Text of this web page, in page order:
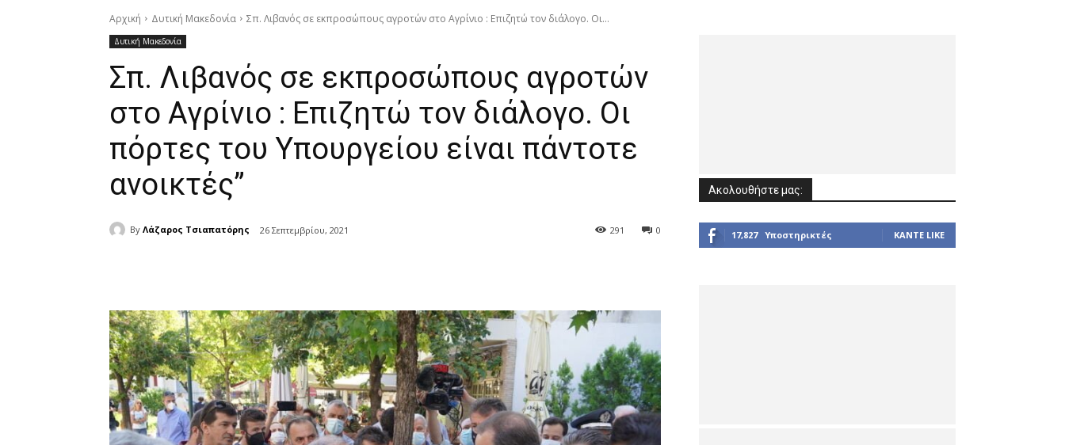
Αρχική Δυτική Μακεδονία Σπ. Λιβανός σε εκπροσώπους αγροτών στο Αγρίνιο : Επιζητώ τον διάλογο. Οι...
Δυτική Μακεδονία
Σπ. Λιβανός σε εκπροσώπους αγροτών
στο Αγρίνιο : Επιζητώ τον διάλογο. Οι
πόρτες του Υπουργείου είναι πάντοτε
ανοικτές”
By Λάζαρος Τσιαπατόρης 26 Σεπτεμβρίου, 2021 0
291
Ακολουθήστε μας:
17,827 Υποστηρικτές ΚΆΝΤΕ LIKE